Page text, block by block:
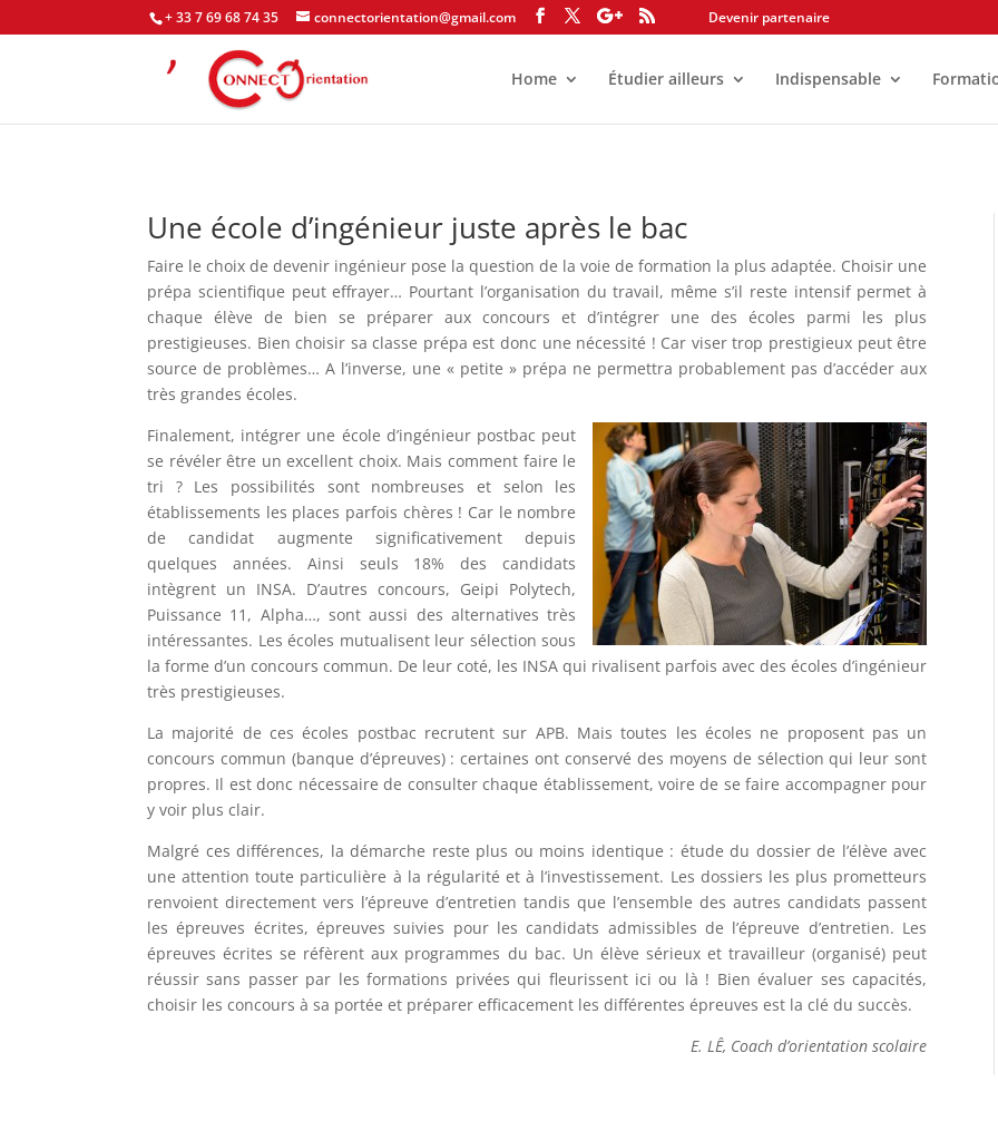
+ 33 7 69 68 74 35 connectorientation@gmail.com Devenir partenaire
Home Étudier ailleurs Indispensable
Une école d’ingénieur juste après le bac
Faire le choix de devenir ingénieur pose la question de la voie de formation la plus adaptée. Choisir une
prépa scientifique peut effrayer… Pourtant l’organisation du travail, même s’il reste intensif permet à
chaque élève de bien se préparer aux concours et d’intégrer une des écoles parmi les plus
prestigieuses. Bien choisir sa classe prépa est donc une nécessité ! Car viser trop prestigieux peut être
source de problèmes… A l’inverse, une « petite » prépa ne permettra probablement pas d’accéder aux
très grandes écoles.
Finalement, intégrer une école d’ingénieur postbac peut
se révéler être un excellent choix. Mais comment faire le
tri ? Les possibilités sont nombreuses et selon les
établissements les places parfois chères ! Car le nombre
de candidat augmente significativement depuis
quelques années. Ainsi seuls 18% des candidats
intègrent un INSA. D’autres concours, Geipi Polytech,
Puissance 11, Alpha…, sont aussi des alternatives très
intéressantes. Les écoles mutualisent leur sélection sous
la forme d’un concours commun. De leur coté, les INSA qui rivalisent parfois avec des écoles d’ingénieur
très prestigieuses.
La majorité de ces écoles postbac recrutent sur APB. Mais toutes les écoles ne proposent pas un
concours commun (banque d’épreuves) : certaines ont conservé des moyens de sélection qui leur sont
propres. Il est donc nécessaire de consulter chaque établissement, voire de se faire accompagner pour
y voir plus clair.
Malgré ces différences, la démarche reste plus ou moins identique : étude du dossier de l’élève avec
une attention toute particulière à la régularité et à l’investissement. Les dossiers les plus prometteurs
renvoient directement vers l’épreuve d’entretien tandis que l’ensemble des autres candidats passent
les épreuves écrites, épreuves suivies pour les candidats admissibles de l’épreuve d’entretien. Les
épreuves écrites se réfèrent aux programmes du bac. Un élève sérieux et travailleur (organisé) peut
réussir sans passer par les formations privées qui fleurissent ici ou là ! Bien évaluer ses capacités,
choisir les concours à sa portée et préparer efficacement les différentes épreuves est la clé du succès.
E. LÊ, Coach d’orientation scolaire